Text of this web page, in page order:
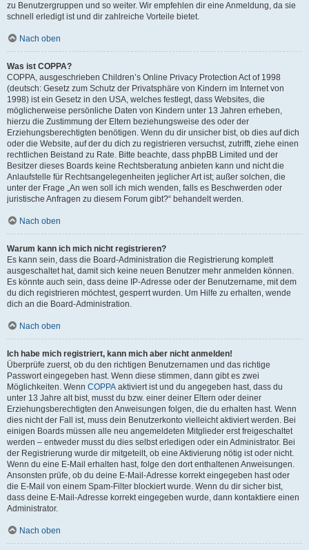
zu Benutzergruppen und so weiter. Wir empfehlen dir eine Anmeldung, da sie
schnell erledigt ist und dir zahlreiche Vorteile bietet.
Nach oben
Was ist COPPA?
COPPA, ausgeschrieben Children’s Online Privacy Protection Act of 1998
(deutsch: Gesetz zum Schutz der Privatsphäre von Kindern im Internet von
1998) ist ein Gesetz in den USA, welches festlegt, dass Websites, die
möglicherweise persönliche Daten von Kindern unter 13 Jahren erheben,
hierzu die Zustimmung der Eltern beziehungsweise des oder der
Erziehungsberechtigten benötigen. Wenn du dir unsicher bist, ob dies auf dich
oder die Website, auf der du dich zu registrieren versuchst, zutrifft, ziehe einen
rechtlichen Beistand zu Rate. Bitte beachte, dass phpBB Limited und der
Besitzer dieses Boards keine Rechtsberatung anbieten kann und nicht die
Anlaufstelle für Rechtsangelegenheiten jeglicher Art ist; außer solchen, die
unter der Frage „An wen soll ich mich wenden, falls es Beschwerden oder
juristische Anfragen zu diesem Forum gibt?“ behandelt werden.
Nach oben
Warum kann ich mich nicht registrieren?
Es kann sein, dass die Board-Administration die Registrierung komplett
ausgeschaltet hat, damit sich keine neuen Benutzer mehr anmelden können.
Es könnte auch sein, dass deine IP-Adresse oder der Benutzername, mit dem
du dich registrieren möchtest, gesperrt wurden. Um Hilfe zu erhalten, wende
dich an die Board-Administration.
Nach oben
Ich habe mich registriert, kann mich aber nicht anmelden!
Überprüfe zuerst, ob du den richtigen Benutzernamen und das richtige
Passwort eingegeben hast. Wenn diese stimmen, dann gibt es zwei
Möglichkeiten. Wenn COPPA aktiviert ist und du angegeben hast, dass du
unter 13 Jahre alt bist, musst du bzw. einer deiner Eltern oder deiner
Erziehungsberechtigten den Anweisungen folgen, die du erhalten hast. Wenn
dies nicht der Fall ist, muss dein Benutzerkonto vielleicht aktiviert werden. Bei
einigen Boards müssen alle neu angemeldeten Mitglieder erst freigeschaltet
werden – entweder musst du dies selbst erledigen oder ein Administrator. Bei
der Registrierung wurde dir mitgeteilt, ob eine Aktivierung nötig ist oder nicht.
Wenn du eine E-Mail erhalten hast, folge den dort enthaltenen Anweisungen.
Ansonsten prüfe, ob du deine E-Mail-Adresse korrekt eingegeben hast oder
die E-Mail von einem Spam-Filter blockiert wurde. Wenn du dir sicher bist,
dass deine E-Mail-Adresse korrekt eingegeben wurde, dann kontaktiere einen
Administrator.
Nach oben